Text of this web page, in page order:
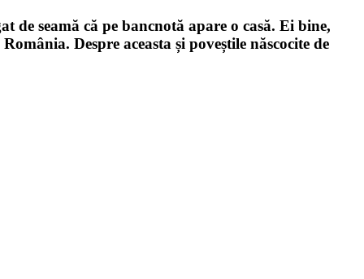
seamă că pe bancnotă apare o casă. Ei bine,
Despre aceasta și poveștile născocite de